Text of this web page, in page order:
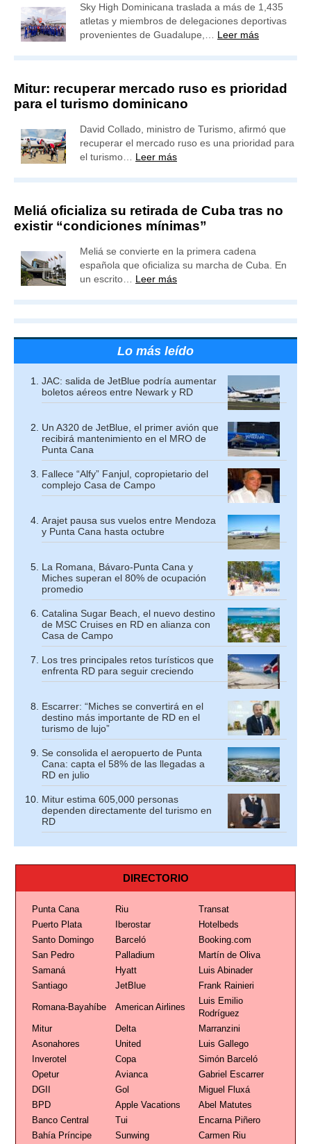
Sky High Dominicana traslada a más de 1,435
atletas y miembros de delegaciones deportivas
provenientes de Guadalupe,… Leer más
Mitur: recuperar mercado ruso es prioridad
para el turismo dominicano
David Collado, ministro de Turismo, afirmó que
recuperar el mercado ruso es una prioridad para
el turismo… Leer más
Meliá oficializa su retirada de Cuba tras no
existir “condiciones mínimas”
Meliá se convierte en la primera cadena
española que oficializa su marcha de Cuba. En
un escrito… Leer más
Lo más leído
JAC: salida de JetBlue podría aumentar
boletos aéreos entre Newark y RD
Un A320 de JetBlue, el primer avión que
recibirá mantenimiento en el MRO de
Punta Cana
Fallece “Alfy” Fanjul, copropietario del
complejo Casa de Campo
Arajet pausa sus vuelos entre Mendoza
y Punta Cana hasta octubre
La Romana, Bávaro-Punta Cana y
Miches superan el 80% de ocupación
promedio
Catalina Sugar Beach, el nuevo destino
de MSC Cruises en RD en alianza con
Casa de Campo
Los tres principales retos turísticos que
enfrenta RD para seguir creciendo
Escarrer: “Miches se convertirá en el
destino más importante de RD en el
turismo de lujo”
Se consolida el aeropuerto de Punta
Cana: capta el 58% de las llegadas a
RD en julio
Mitur estima 605,000 personas
dependen directamente del turismo en
RD
DIRECTORIO
Punta Cana Riu
Transat
Puerto Plata
Iberostar
Hotelbeds
Santo Domingo
Barceló
Booking.com
San Pedro
Palladium
Martín de Oliva
Samaná
Hyatt
Luis Abinader
Santiago
JetBlue Frank Rainieri
Romana-Bayahíbe American Airlines
Luis Emilio
Rodríguez
Mitur
Delta
Marranzini
Asonahores
United
Luis Gallego
Inverotel
Copa
Simón Barceló
Opetur
Avianca
Gabriel Escarrer
DGII
Gol
Miguel Fluxá
BPD
Apple Vacations
Abel Matutes
Banco Central
Tui
Encarna Piñero
Bahía Príncipe
Sunwing Carmen Riu